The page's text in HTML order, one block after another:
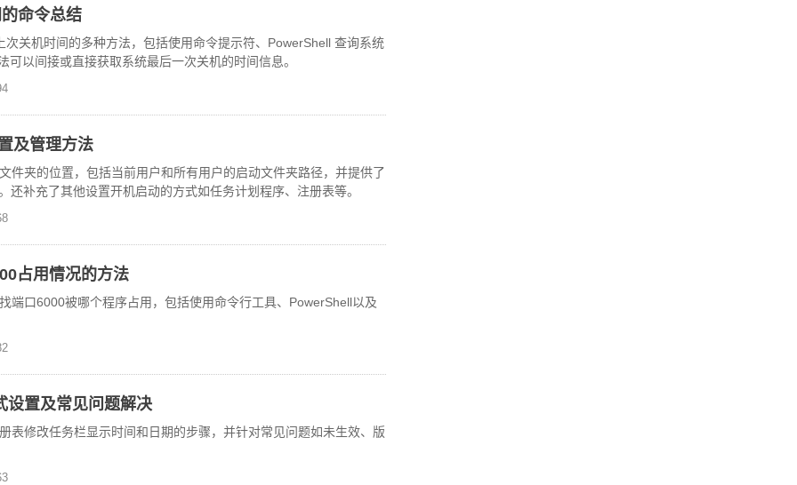
命令总结
关机时间的多种方法，包括使用命令提示符、PowerShell 查询系统
以间接或直接获取系统最后一次关机的时间信息。
及管理方法
件夹的位置，包括当前用户和所有用户的启动文件夹路径，并提供了
还补充了其他设置开机启动的方式如任务计划程序、注册表等。
占用情况的方法
端口6000被哪个程序占用，包括使用命令行工具、PowerShell以及
置及常见问题解决
表修改任务栏显示时间和日期的步骤，并针对常见问题如未生效、版